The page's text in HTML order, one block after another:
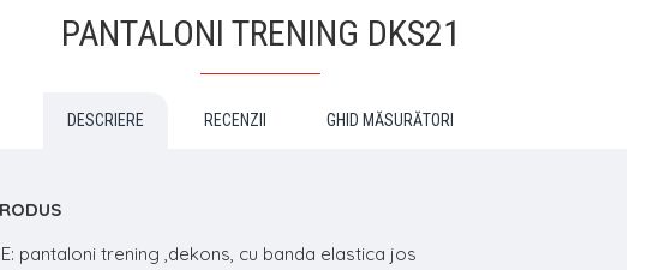
PANTALONI TRENING DKS21
DESCRIERE RECENZII GHID MĂSURĂTORI
pantaloni trening ,dekons, cu banda elastica jos